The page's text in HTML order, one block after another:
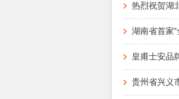
热烈祝贺湖
湖南省首家
皇甫士安品
贵州省兴义